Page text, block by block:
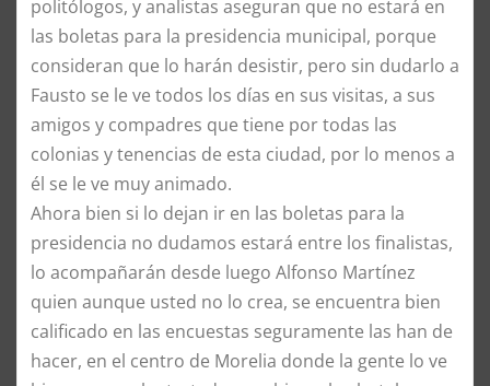
politólogos, y analistas aseguran que no estará en
las boletas para la presidencia municipal, porque
consideran que lo harán desistir, pero sin dudarlo a
Fausto se le ve todos los días en sus visitas, a sus
amigos y compadres que tiene por todas las
colonias y tenencias de esta ciudad, por lo menos a
él se le ve muy animado.
Ahora bien si lo dejan ir en las boletas para la
presidencia no dudamos estará entre los finalistas,
lo acompañarán desde luego Alfonso Martínez
quien aunque usted no lo crea, se encuentra bien
calificado en las encuestas seguramente las han de
hacer, en el centro de Morelia donde la gente lo ve